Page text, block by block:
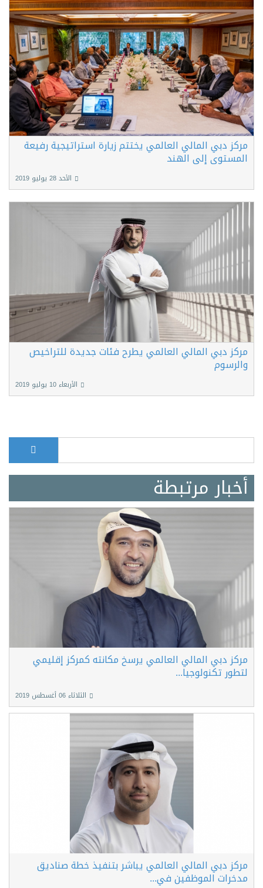
مركز دبي المالي العالمي يختتم زيارة استراتيجية رفيعة
المستوى إلى الهند
الأحد 28 يوليو 2019
مركز دبي المالي العالمي يطرح فئات جديدة للتراخيص
والرسوم
الأربعاء 10 يوليو 2019
Search form بحث
أخبار مرتبطة
مركز دبي المالي العالمي يرسخ مكانته كمركز إقليمي
لتطور تكنولوجيا...
الثلاثاء 06 أغسطس 2019
مركز دبي المالي العالمي يباشر بتنفيذ خطة صناديق
مدخرات الموظفين في...